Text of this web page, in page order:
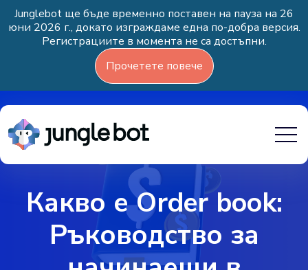
Junglebot ще бъде временно поставен на пауза на 26
юни 2026 г., докато изграждаме една по-добра версия.
Регистрациите в момента не са достъпни.
Прочетете повече
Какво е Order book:
Ръководство за